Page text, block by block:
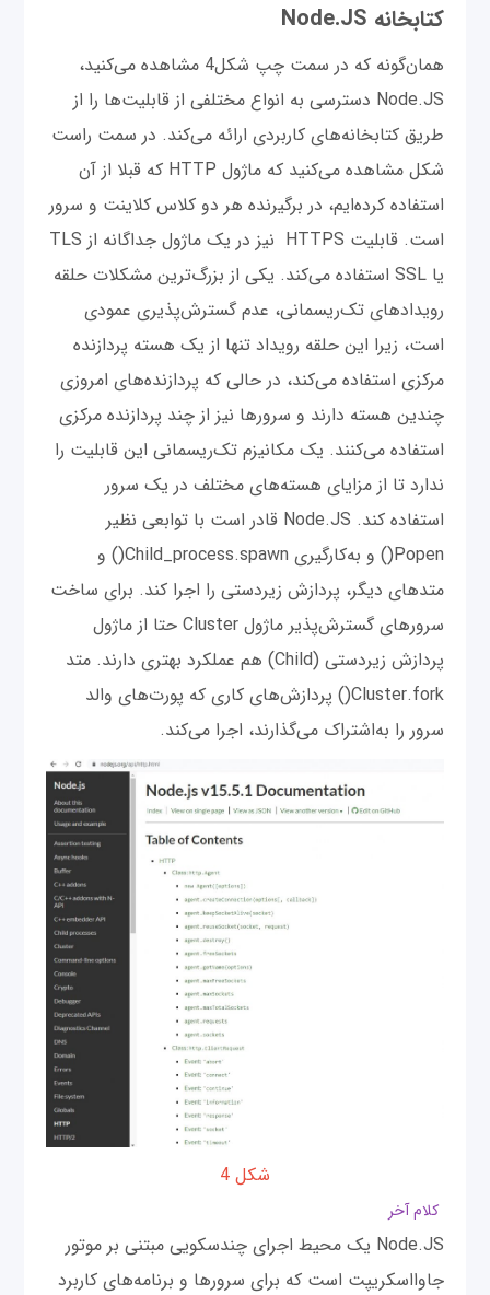
کتابخانه Node.JS
همان‌گونه که در سمت چپ شکل4 مشاهده می‌کنید،
Node.JS دسترسی به انواع مختلفی از قابلیت‌ها را از
طریق کتابخانه‌های کاربردی ارائه می‌کند. در سمت راست
شکل مشاهده می‌کنید که ماژول HTTP که قبلا از آن
استفاده کرده‌ایم، در برگیرنده هر دو کلاس کلاینت و سرور
است. قابلیت HTTPS نیز در یک ماژول جداگانه از TLS
یا SSL استفاده می‌کند. یکی از بزرگ‌ترین مشکلات حلقه
رویدادهای تک‌ریسمانی، عدم گسترش‌پذیری عمودی
است، زیرا این حلقه رویداد تنها از یک هسته پردازنده
مرکزی استفاده می‌کند، در حالی که پردازنده‌های امروزی
چندین هسته دارند و سرورها نیز از چند پردازنده مرکزی
استفاده می‌کنند. یک مکانیزم تک‌ریسمانی این قابلیت را
ندارد تا از مزایای هسته‌های مختلف در یک سرور
استفاده کند. Node.JS قادر است با توابعی نظیر
Popen() و به‌کارگیری Child_process.spawn() و
متدهای دیگر، پردازش زیردستی را اجرا کند. برای ساخت
سرورهای گسترش‌پذیر ماژول Cluster حتا از ماژول
پردازش زیردستی (Child) هم عملکرد بهتری دارند. متد
Cluster.fork() پردازش‌های کاری که پورت‌های والد
سرور را به‌اشتراک می‌گذارند، اجرا می‌کند.
شکل 4
کلام آخر
Node.JS یک محیط اجرای چندسکویی مبتنی بر موتور
جاوااسکریپت است که برای سرورها و برنامه‌های کاربرد